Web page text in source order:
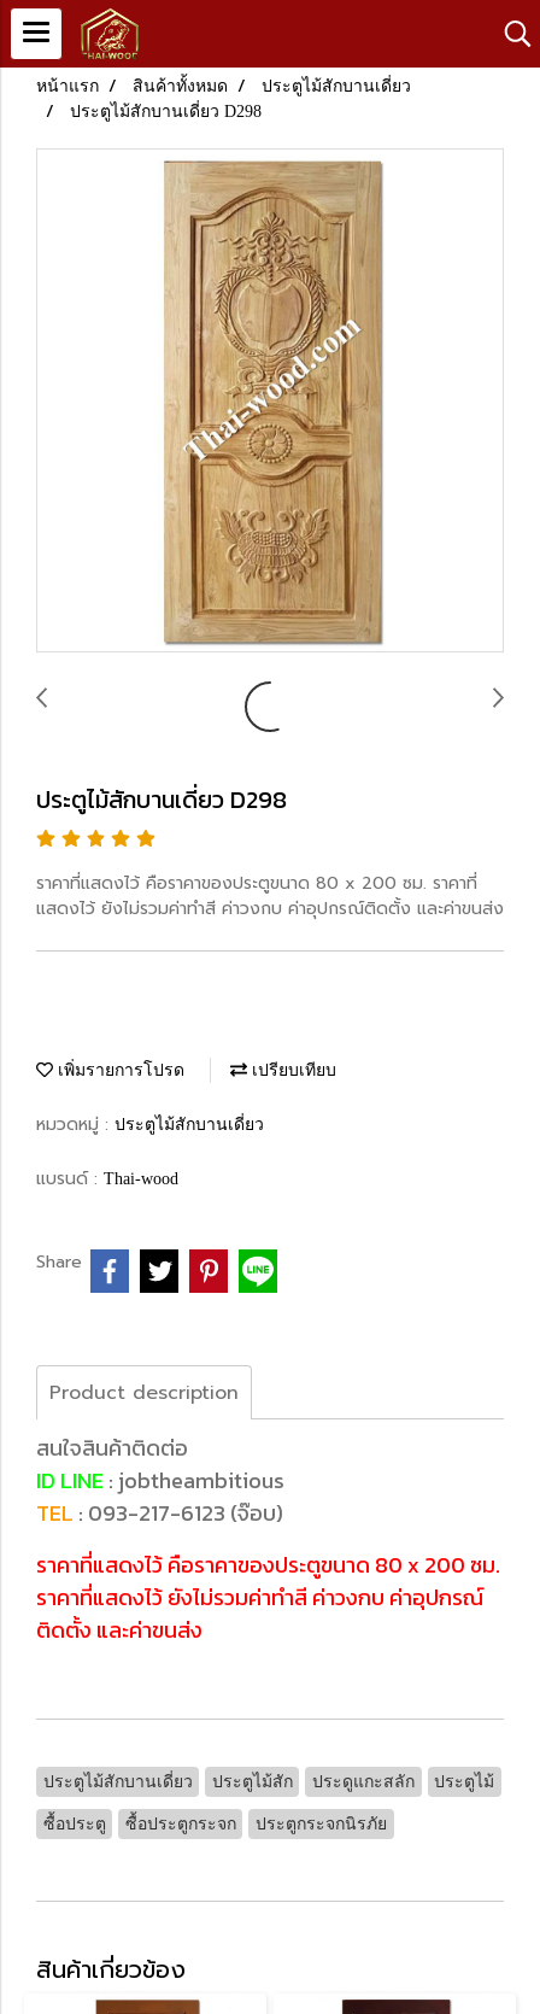
หน้าแรก สินค้าทั้งหมด
ประตูไม้สักบานเดี่ยว
ประตูไม้สักบานเดี่ยว D298
ประตูไม้สักบานเดี่ยว D298
ราคาที่แสดงไว้ คือราคาของประตูขนาด 80 x 200 ซม. ราคาที่
แสดงไว้ ยังไม่รวมค่าทำสี ค่าวงกบ ค่าอุปกรณ์ติดตั้ง และค่าขนส่ง
เพิ่มรายการโปรด เปรียบเทียบ
หมวดหมู่ : ประตูไม้สักบานเดี่ยว
แบรนด์ : Thai-wood
Share
Product description
สนใจสินค้าติดต่อ
ID LINE : jobtheambitious
TEL : 093-217-6123 (จ๊อบ)
ราคาที่แสดงไว้ คือราคาของประตูขนาด 80 x 200 ซม.
ราคาที่แสดงไว้ ยังไม่รวมค่าทำสี ค่าวงกบ ค่าอุปกรณ์
ติดตั้ง และค่าขนส่ง
ประตูไม้สักบานเดี่ยว ประตูไม้สัก ประดูแกะสลัก ประตูไม้
ซื้อประตู ซื้อประตูกระจก ประตูกระจกนิรภัย
สินค้าเกี่ยวข้อง